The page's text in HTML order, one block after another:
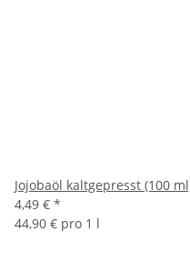
Jojobaöl kaltgepresst (100
4,49 € *
44,90 € pro 1 l